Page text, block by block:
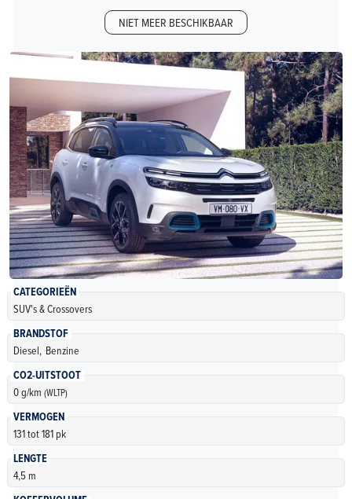
NIET MEER BESCHIKBAAR
CATEGORIEËN
SUV's & Crossovers
BRANDSTOF
Diesel, Benzine
CO2-UITSTOOT
0 g/km(WLTP)
VERMOGEN
131 tot 181 pk
LENGTE
4,5 m